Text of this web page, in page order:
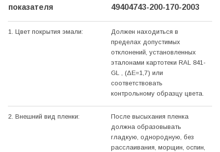
показателя
49404743-200-170-2003
1. Цвет покрытия эмали:
Должен находиться в
пределах допустимых
отклонений, установленных
эталонами картотеки RAL 841-
GL , (ΔЕ=1,7) или
соответствовать
контрольному образцу цвета.
2. Внешний вид пленки:
После высыхания пленка
должна образовывать
гладкую, однородную, без
расслаивания, морщин, оспин,